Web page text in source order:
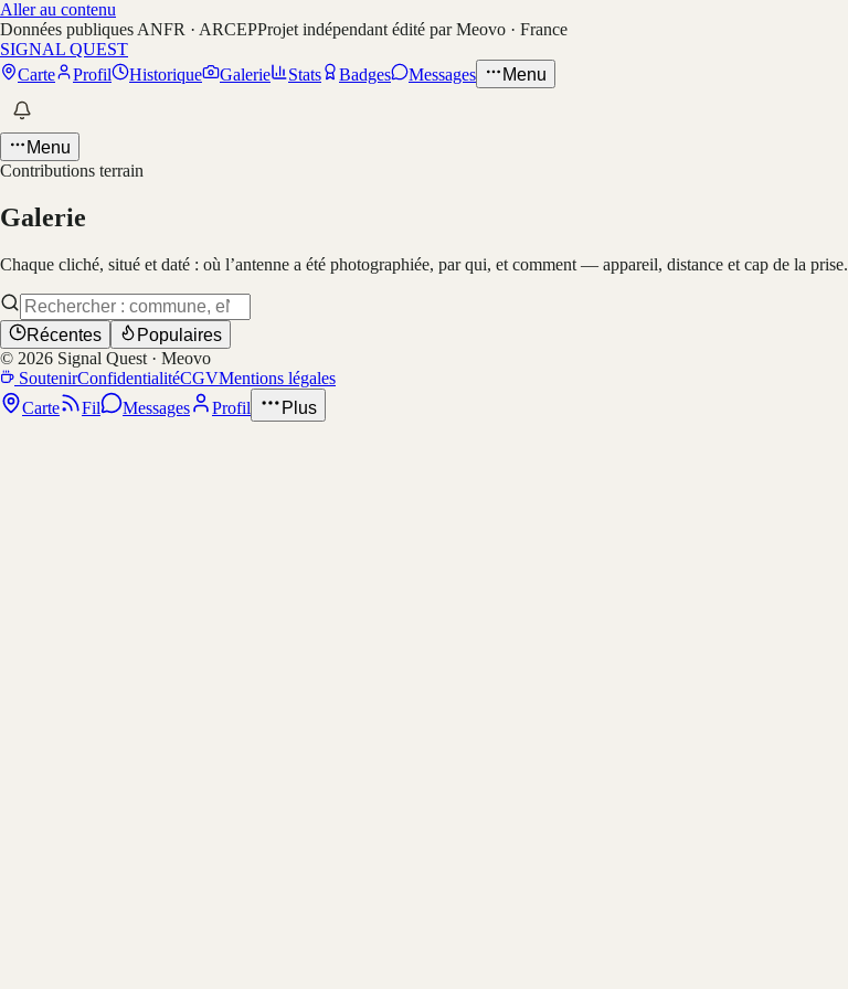
Aller au contenu
Données publiques ANFR · ARCEPProjet indépendant édité par Meovo · France
SIGNAL QUEST
Carte
Profil Historique Galerie Stats Badges Messages Menu
Menu
Contributions terrain
Galerie
Chaque cliché, situé et daté : où l’antenne a été photographiée, par qui, et comment — appareil, distance et cap de la prise.
Récentes
Populaires
© 2026 Signal Quest · Meovo
SoutenirConfidentialitéCGVMentions légales
Carte
Fil Messages Profil Plus